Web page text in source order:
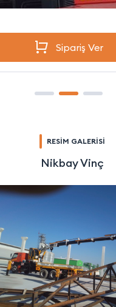
Sipariş Ver
RESİM GALERİSİ
Nikbay Vinç